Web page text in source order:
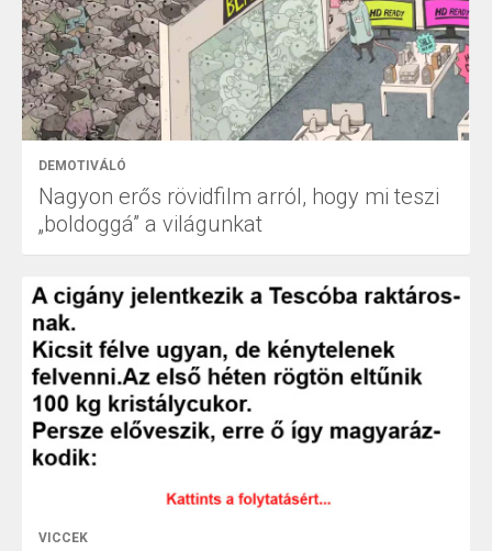
DEMOTIVÁLÓ
Nagyon erős rövidfilm arról, hogy mi teszi
„boldoggá” a világunkat
VICCEK